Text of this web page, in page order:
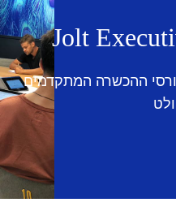
Jolt
ההכשרה המתקדמים